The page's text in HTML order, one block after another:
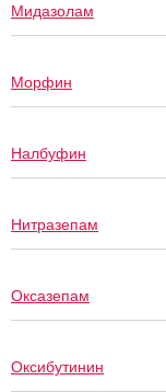
Мидазолам
Морфин
Налбуфин
Нитразепам
Оксазепам
Оксибутинин